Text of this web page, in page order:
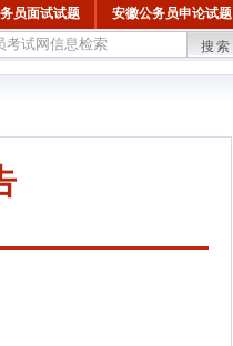
员面试试题 安徽公务员申论试题
搜索